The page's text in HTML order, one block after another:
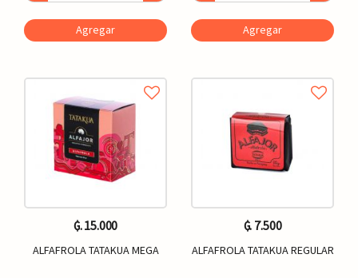
Agregar Agregar
₲. 15.000
ALFAFROLA TATAKUA MEGA
₲. 7.500
ALFAFROLA TATAKUA REGULAR